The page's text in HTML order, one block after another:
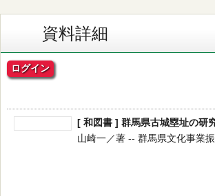
資料詳細
ログイン
[ 和図書 ] 群馬県古城塁址の研
山崎一／著 -- 群馬県文化事業